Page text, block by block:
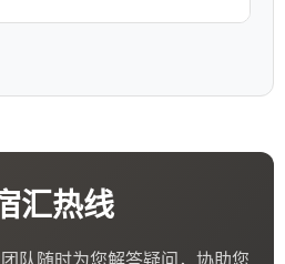
汇热线
队随时为您解答疑问，协助您